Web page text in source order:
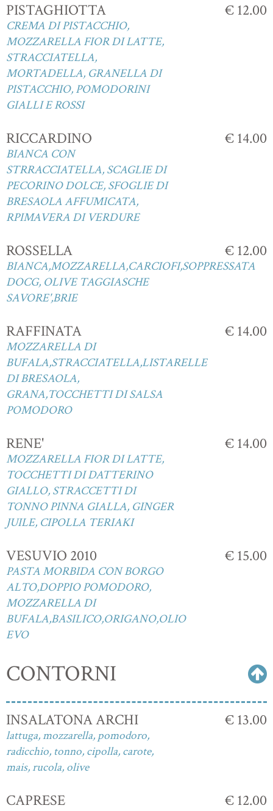
PISTAGHIOTTA
CREMA DI PISTACCHIO,
MOZZARELLA FIOR DI LATTE,
STRACCIATELLA,
MORTADELLA, GRANELLA DI
PISTACCHIO, POMODORINI
GIALLI E ROSSI
€ 12.00
RICCARDINO
BIANCA CON
STRRACCIATELLA, SCAGLIE DI
PECORINO DOLCE, SFOGLIE DI
BRESAOLA AFFUMICATA,
RPIMAVERA DI VERDURE
€ 14.00
ROSSELLA
BIANCA,MOZZARELLA,CARCIOFI,SOPPRESSATA
DOCG, OLIVE TAGGIASCHE
SAVORE',BRIE
€ 12.00
RAFFINATA
MOZZARELLA DI
BUFALA,STRACCIATELLA,LISTARELLE
DI BRESAOLA,
GRANA,TOCCHETTI DI SALSA
POMODORO
€ 14.00
RENE'
MOZZARELLA FIOR DI LATTE,
TOCCHETTI DI DATTERINO
GIALLO, STRACCETTI DI
TONNO PINNA GIALLA, GINGER
JUILE, CIPOLLA TERIAKI
€ 14.00
VESUVIO 2010
PASTA MORBIDA CON BORGO
ALTO,DOPPIO POMODORO,
MOZZARELLA DI
BUFALA,BASILICO,ORIGANO,OLIO
EVO
€ 15.00
CONTORNI
INSALATONA ARCHI
lattuga, mozzarella, pomodoro,
radicchio, tonno, cipolla, carote,
mais, rucola, olive
€ 13.00
CAPRESE € 12.00